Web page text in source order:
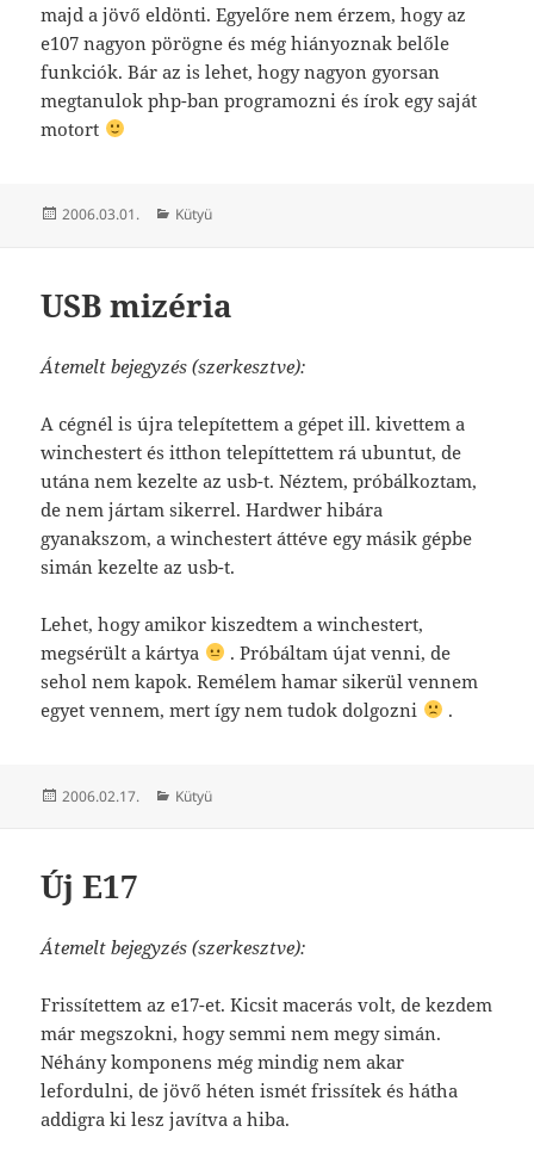
majd a jövő eldönti. Egyelőre nem érzem, hogy az
e107 nagyon pörögne és még hiányoznak belőle
funkciók. Bár az is lehet, hogy nagyon gyorsan
megtanulok php-ban programozni és írok egy saját
motort
Közzétéve
2006.03.01. Kategória
Kütyü
USB mizéria
Átemelt bejegyzés (szerkesztve):
A cégnél is újra telepítettem a gépet ill. kivettem a
winchestert és itthon telepíttettem rá ubuntut, de
utána nem kezelte az usb-t. Néztem, próbálkoztam,
de nem jártam sikerrel. Hardwer hibára
gyanakszom, a winchestert áttéve egy másik gépbe
simán kezelte az usb-t.
Lehet, hogy amikor kiszedtem a winchestert,
megsérült a kártya
. Próbáltam újat venni, de
sehol nem kapok. Remélem hamar sikerül vennem
egyet vennem, mert így nem tudok dolgozni
.
Közzétéve
2006.02.17. Kategória
Kütyü
Új E17
Átemelt bejegyzés (szerkesztve):
Frissítettem az e17-et. Kicsit macerás volt, de kezdem
már megszokni, hogy semmi nem megy simán.
Néhány komponens még mindig nem akar
lefordulni, de jövő héten ismét frissítek és hátha
addigra ki lesz javítva a hiba.